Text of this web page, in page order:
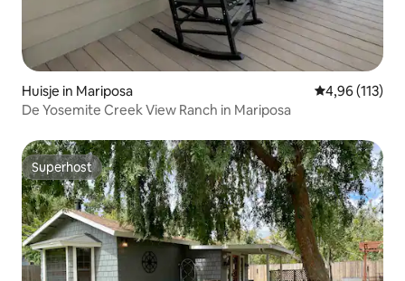
Huisje in Mariposa Gemiddelde
4,96 (113)
De Yosemite Creek View Ranch in Mariposa
Superhost
Superhost